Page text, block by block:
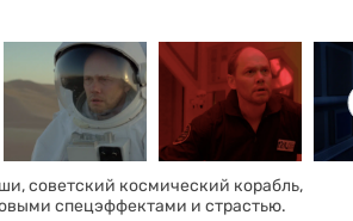
советский космический корабль,
спецэффектами и страстью.